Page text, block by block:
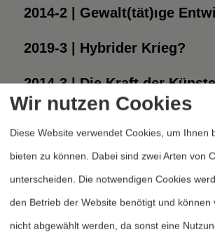
2014-2 | Gewalt(tät)ige
2019-3 | Hybrider Krieg?
2014-3 | Die Kraft der Künste
1 2 3 4 5
Wir nutzen Cookies
Diese Website verwendet Cookies, um Ihnen
bieten zu können. Dabei sind zwei Arten von
unterscheiden. Die notwendigen Cookies
den Betrieb der Website benötigt und können
nicht abgewählt werden, da sonst eine